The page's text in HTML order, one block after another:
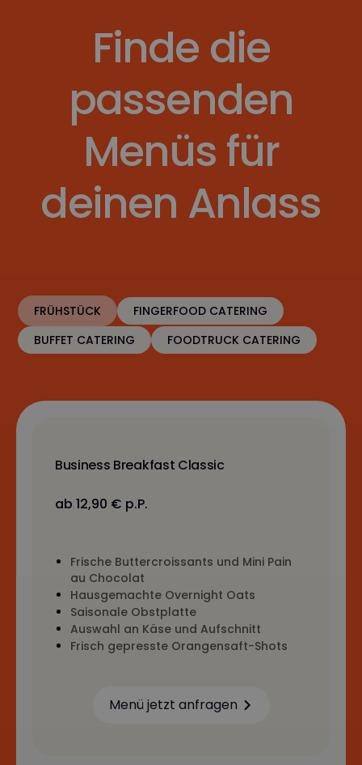
Finde die
passenden
Menüs für
deinen Anlass
FRÜHSTÜCK
FINGERFOOD CATERING
BUFFET CATERING
FOODTRUCK CATERING
Business Breakfast Classic
ab 12,90 € p.P.
Frische Buttercroissants und Mini Pain
au Chocolat
Hausgemachte Overnight Oats
Saisonale Obstplatte
Auswahl an Käse und Aufschnitt
Frisch gepresste Orangensaft-Shots
Menü jetzt anfragen